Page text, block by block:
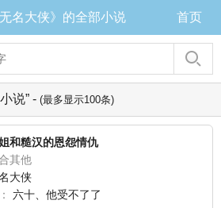
名大侠》的全部小说 首页
说” - (最多显示100条)
和糙汉的恩怨情仇
其他
大侠
六十、他受不了了